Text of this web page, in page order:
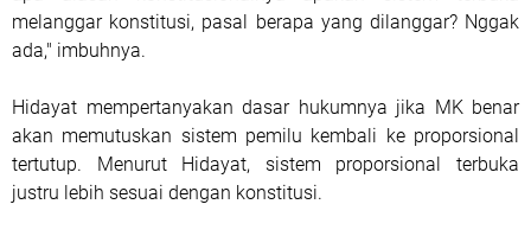
melanggar konstitusi, pasal berapa yang dilanggar? Nggak
ada," imbuhnya.
Hidayat mempertanyakan dasar hukumnya jika MK benar
akan memutuskan sistem pemilu kembali ke proporsional
tertutup. Menurut Hidayat, sistem proporsional terbuka
justru lebih sesuai dengan konstitusi.